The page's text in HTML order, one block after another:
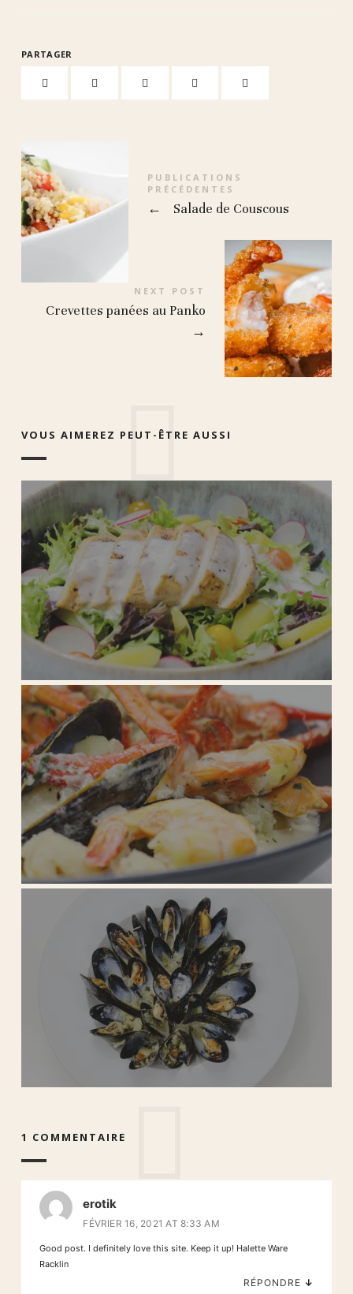
PARTAGER
PUBLICATIONS
PRÉCÉDENTES
← Salade de Couscous
NEXT POST
Crevettes panées au Panko
→
VOUS AIMEREZ PEUT-ÊTRE AUSSI
1 COMMENTAIRE
erotik
FÉVRIER 16, 2021 AT 8:33 AM
Good post. I definitely love this site. Keep it up! Halette Ware
Racklin
RÉPONDRE ↓